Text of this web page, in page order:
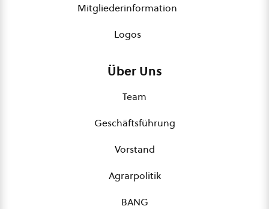
Mitgliederinformation
Logos
Über Uns
Team
Geschäftsführung
Vorstand
Agrarpolitik
BANG